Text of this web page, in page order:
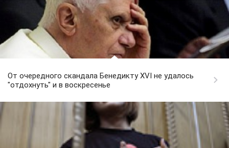
От очередного скандала Бенедикту XVI не удалось
"отдохнуть" и в воскресенье